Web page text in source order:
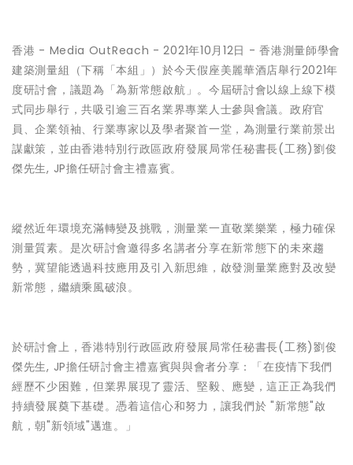
香港 - Media OutReach - 2021年10月12日 -香港測量師學會
建築測量組（下稱「本組」）於今天假座美麗華酒店舉行2021年
度研討會，議題為「為新常態啟航」。今屆研討會以線上線下模
式同步舉行，共吸引逾三百名業界專業人士參與會議。政府官
員、企業領袖、行業專家以及學者聚首一堂，為測量行業前景出
謀獻策，並由香港特別行政區政府發展局常任秘書長(工務)劉俊
傑先生, JP擔任研討會主禮嘉賓。
縱然近年環境充滿轉變及挑戰，測量業一直敬業樂業，極力確保
測量質素。是次研討會邀得多名講者分享在新常態下的未來趨
勢，冀望能透過科技應用及引入新思維，啟發測量業應對及改變
新常態，繼續乘風破浪。
於研討會上，香港特別行政區政府發展局常任秘書長(工務)劉俊
傑先生, JP擔任研討會主禮嘉賓與與會者分享：「在疫情下我們
經歷不少困難，但業界展現了靈活、堅毅、應變，這正正為我們
持續發展奠下基礎。憑着這信心和努力，讓我們於 "新常態"啟
航，朝"新領域"邁進。」